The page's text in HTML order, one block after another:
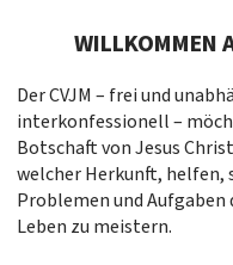
WILLKOMMEN
Der CVJM – frei und
interkonfessionell –
Botschaft von Jesus
welcher Herkunft,
Problemen und Aufgaben
Leben zu meistern.